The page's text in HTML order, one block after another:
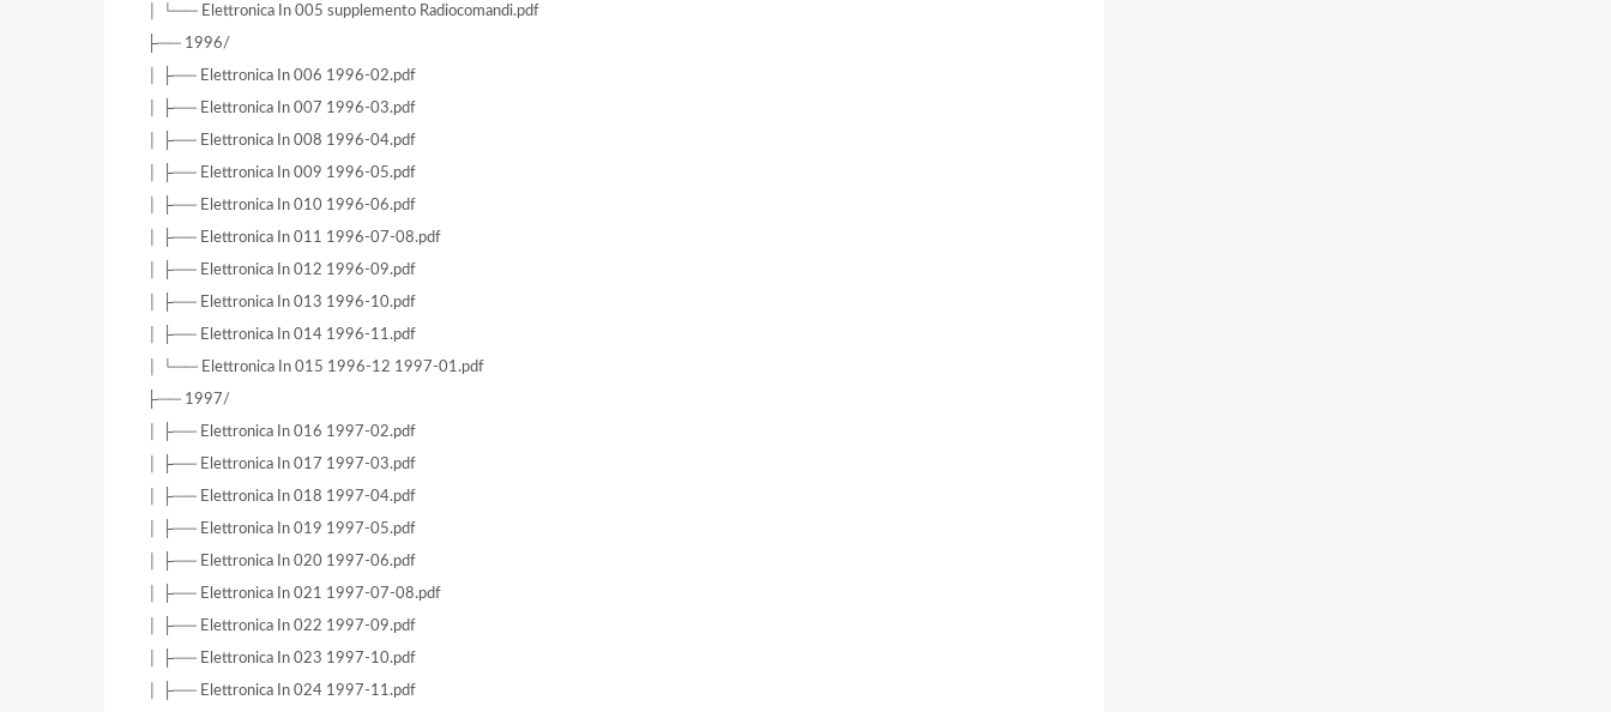
│ └── Elettronica In 005 supplemento Radiocomandi.pdf
├── 1996/
│ ├── Elettronica In 006 1996-02.pdf
│ ├── Elettronica In 007 1996-03.pdf
│ ├── Elettronica In 008 1996-04.pdf
│ ├── Elettronica In 009 1996-05.pdf
│ ├── Elettronica In 010 1996-06.pdf
│ ├── Elettronica In 011 1996-07-08.pdf
│ ├── Elettronica In 012 1996-09.pdf
│ ├── Elettronica In 013 1996-10.pdf
│ ├── Elettronica In 014 1996-11.pdf
│ └── Elettronica In 015 1996-12 1997-01.pdf
├── 1997/
│ ├── Elettronica In 016 1997-02.pdf
│ ├── Elettronica In 017 1997-03.pdf
│ ├── Elettronica In 018 1997-04.pdf
│ ├── Elettronica In 019 1997-05.pdf
│ ├── Elettronica In 020 1997-06.pdf
│ ├── Elettronica In 021 1997-07-08.pdf
│ ├── Elettronica In 022 1997-09.pdf
│ ├── Elettronica In 023 1997-10.pdf
│ ├── Elettronica In 024 1997-11.pdf